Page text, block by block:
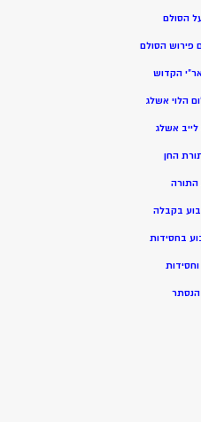
הסולם
פירוש הסולם
הקדוש
הלוי אשלג
לייב אשלג
החן
התורה
בקבלה
בחסידות
וחסידות